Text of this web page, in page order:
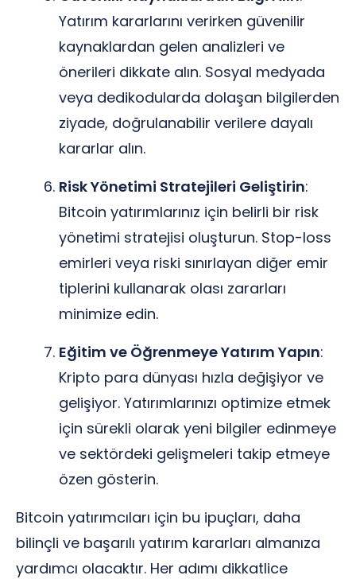
Yatırım kararlarını verirken güvenilir
kaynaklardan gelen analizleri ve
önerileri dikkate alın. Sosyal medyada
veya dedikodularda dolaşan bilgilerden
ziyade, doğrulanabilir verilere dayalı
kararlar alın.
Risk Yönetimi Stratejileri Geliştirin:
Bitcoin yatırımlarınız için belirli bir risk
yönetimi stratejisi oluşturun. Stop-loss
emirleri veya riski sınırlayan diğer emir
tiplerini kullanarak olası zararları
minimize edin.
Eğitim ve Öğrenmeye Yatırım Yapın:
Kripto para dünyası hızla değişiyor ve
gelişiyor. Yatırımlarınızı optimize etmek
için sürekli olarak yeni bilgiler edinmeye
ve sektördeki gelişmeleri takip etmeye
özen gösterin.
Bitcoin yatırımcıları için bu ipuçları, daha
bilinçli ve başarılı yatırım kararları almanıza
yardımcı olacaktır. Her adımı dikkatlice